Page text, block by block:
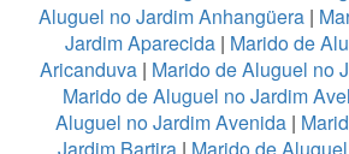
Aluguel no Jardim Anhangüera|
Jardim Aparecida| Marido de
Aricanduva| Marido de Aluguel no
Marido de Aluguel no Jardim
Aluguel no Jardim Avenida |